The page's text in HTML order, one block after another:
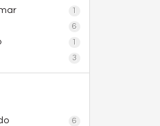
1
6
1
3
6